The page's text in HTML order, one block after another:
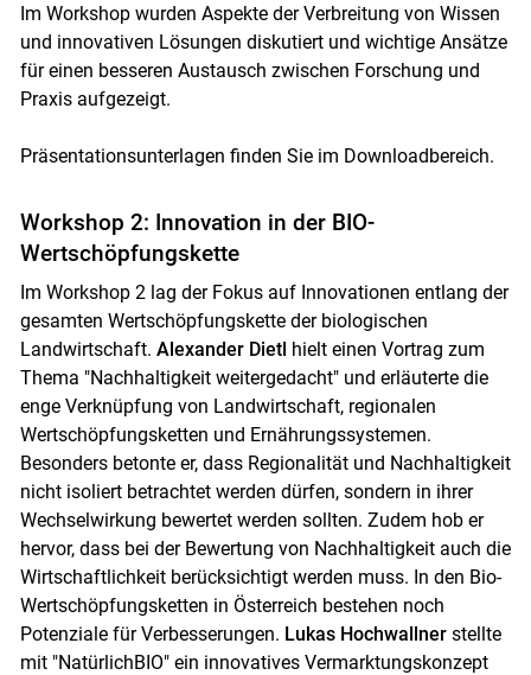
Skip to main content
Im Workshop wurden Aspekte der Verbreitung von Wissen
und innovativen Lösungen diskutiert und wichtige Ansätze
für einen besseren Austausch zwischen Forschung und
Praxis aufgezeigt.
Präsentationsunterlagen finden Sie im Downloadbereich.
Workshop 2: Innovation in der BIO-
Wertschöpfungskette
Im Workshop 2 lag der Fokus auf Innovationen entlang der
gesamten Wertschöpfungskette der biologischen
Landwirtschaft. Alexander Dietl hielt einen Vortrag zum
Thema "Nachhaltigkeit weitergedacht" und erläuterte die
enge Verknüpfung von Landwirtschaft, regionalen
Wertschöpfungsketten und Ernährungssystemen.
Besonders betonte er, dass Regionalität und Nachhaltigkeit
nicht isoliert betrachtet werden dürfen, sondern in ihrer
Wechselwirkung bewertet werden sollten. Zudem hob er
hervor, dass bei der Bewertung von Nachhaltigkeit auch die
Wirtschaftlichkeit berücksichtigt werden muss. In den Bio-
Wertschöpfungsketten in Österreich bestehen noch
Potenziale für Verbesserungen. Lukas Hochwallner stellte
mit "NatürlichBIO" ein innovatives Vermarktungskonzept